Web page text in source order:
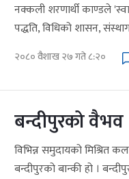
नक्कली शरणार्थी काण्डले
पद्धति, विधिको शासन,
२०८० वैशाख २७ गते ८:२०
बन्दीपुरको वैभव
विभिन्न समुदायको मिश्रित
बन्दीपुरको बान्की हो ।